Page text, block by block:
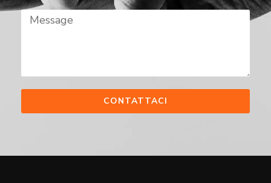
CONTATTACI